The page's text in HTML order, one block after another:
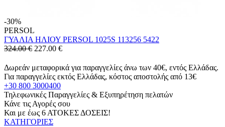
-30%
PERSOL
ΓΥΑΛΙΑ ΗΛΙΟΥ PERSOL 1025S 113256 5422
324.00 € 227.00 €
Δωρεάν μεταφορικά για παραγγελίες άνω των 40€, εντός Ελλάδας.
Για παραγγελίες εκτός Ελλάδας, κόστος αποστολής από 13€
+30 800 3000400
Τηλεφωνικές Παραγγελίες & Εξυπηρέτηση πελατών
Κάνε τις Αγορές σου
Και με έως 6 ΑΤΟΚΕΣ ΔΟΣΕΙΣ!
ΚΑΤΗΓΟΡΙΕΣ